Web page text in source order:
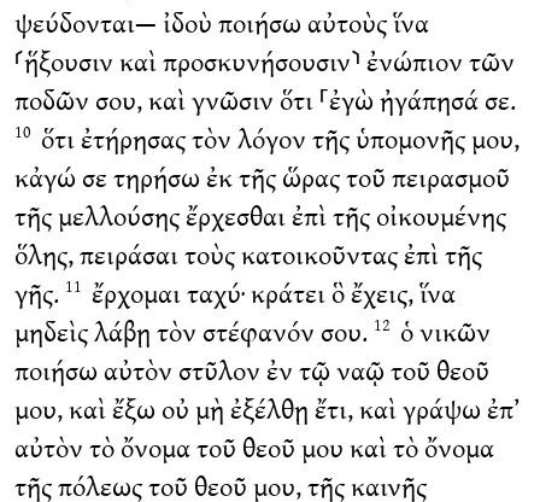
ψεύδονται— ἰδοὺ ποιήσω αὐτοὺς ἵνα
⸂ἥξουσιν καὶ προσκυνήσουσιν⸃ ἐνώπιον τῶν
ποδῶν σου, καὶ γνῶσιν ὅτι ⸀ἐγὼ ἠγάπησά σε.
10 ὅτι ἐτήρησας τὸν λόγον τῆς ὑπομονῆς μου,
κἀγώ σε τηρήσω ἐκ τῆς ὥρας τοῦ πειρασμοῦ
τῆς μελλούσης ἔρχεσθαι ἐπὶ τῆς οἰκουμένης
ὅλης, πειράσαι τοὺς κατοικοῦντας ἐπὶ τῆς
γῆς. 11 ἔρχομαι ταχύ· κράτει ὃ ἔχεις, ἵνα
μηδεὶς λάβῃ τὸν στέφανόν σου. 12 ὁ νικῶν
ποιήσω αὐτὸν στῦλον ἐν τῷ ναῷ τοῦ θεοῦ
μου, καὶ ἔξω οὐ μὴ ἐξέλθῃ ἔτι, καὶ γράψω ἐπ’
αὐτὸν τὸ ὄνομα τοῦ θεοῦ μου καὶ τὸ ὄνομα
τῆς πόλεως τοῦ θεοῦ μου, τῆς καινῆς